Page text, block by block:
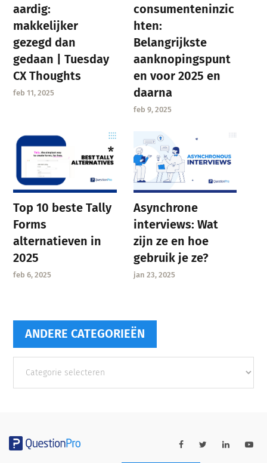
aardig:
makkelijker
gezegd dan
gedaan | Tuesday
CX Thoughts
feb 11, 2025
consumenteninzic
hten:
Belangrijkste
aanknopingspunt
en voor 2025 en
daarna
feb 9, 2025
Top 10 beste Tally
Forms
alternatieven in
2025
feb 6, 2025
Asynchrone
interviews: Wat
zijn ze en hoe
gebruik je ze?
jan 23, 2025
ANDERE CATEGORIEËN
categorieën